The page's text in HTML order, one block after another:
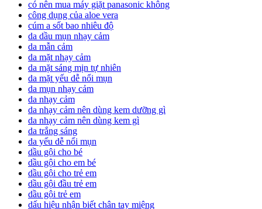
có nên mua máy giặt panasonic không
công dụng của aloe vera
cúm a sốt bao nhiêu độ
da dầu mụn nhạy cảm
da mẫn cảm
da mặt nhạy cảm
da mặt sáng mịn tự nhiên
da mặt yếu dễ nổi mụn
da mụn nhạy cảm
da nhạy cảm
da nhạy cảm nên dùng kem dưỡng gì
da nhạy cảm nên dùng kem gì
da trắng sáng
da yếu dễ nổi mụn
dầu gội cho bé
dầu gội cho em bé
dầu gội cho trẻ em
dầu gội đầu trẻ em
dầu gội trẻ em
dấu hiệu nhận biết chân tay miệng